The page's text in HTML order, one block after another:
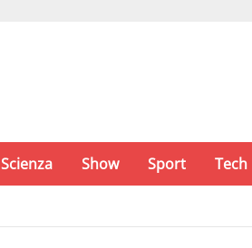
Scienza Show Sport Tech